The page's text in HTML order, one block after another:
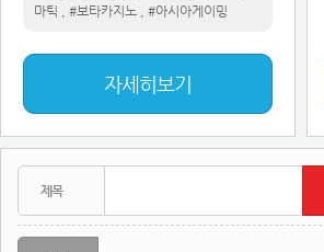
마틱
#보타카지노 #아시아게이밍
자세히보기